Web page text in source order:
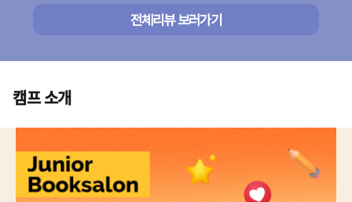
전체리뷰 보러가기
캠프 소개